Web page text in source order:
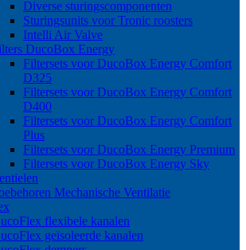
Diverse sturingscomponenten
Sturingsunits voor Tronic roosters
Intelli Air Valve
DucoBox Energy
Filtersets voor DucoBox Energy Comfort
D325
Filtersets voor DucoBox Energy Comfort
D400
Filtersets voor DucoBox Energy Comfort
Plus
Filtersets voor DucoBox Energy Premium
Filtersets voor DucoBox Energy Sky
Mechanische Ventilatie
flexibele kanalen
geïsoleerde kanalen